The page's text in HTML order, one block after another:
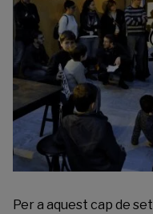
Per a aquest cap de